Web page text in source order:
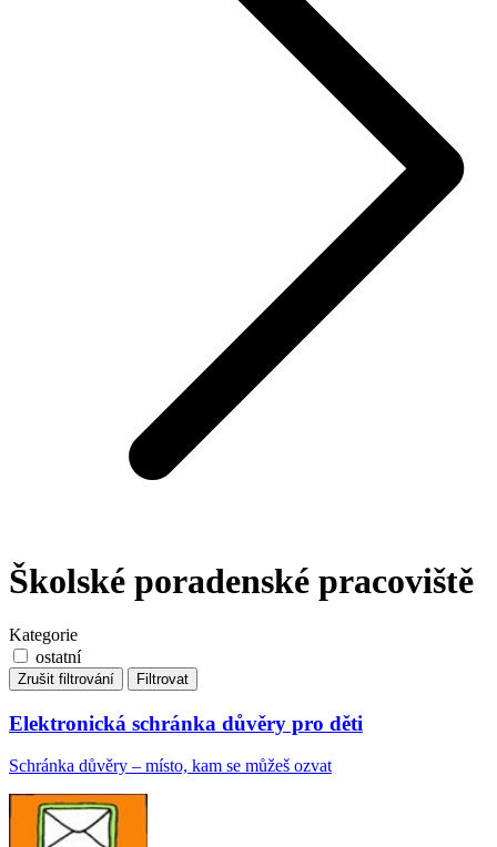
Školské poradenské pracoviště
Kategorie
ostatní
Zrušit filtrování Filtrovat
Elektronická schránka důvěry pro děti
Schránka důvěry – místo, kam se můžeš ozvat